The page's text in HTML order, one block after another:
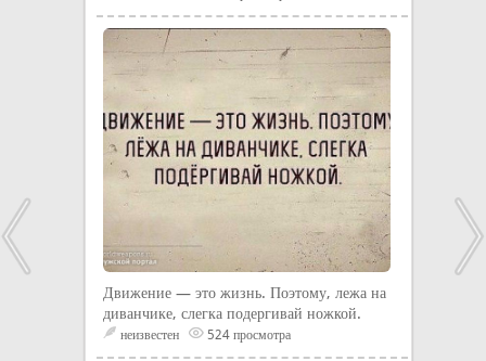
Движение — это жизнь. Поэтому, лежа на
диванчике, слегка подергивай ножкой.
неизвестен 524 просмотра